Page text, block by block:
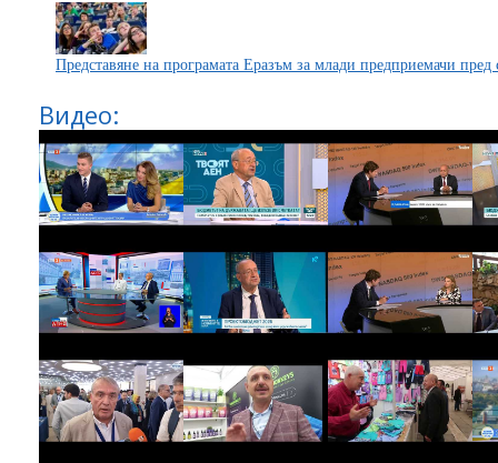
Представяне на програмата Еразъм за млади предприемачи
Видео: